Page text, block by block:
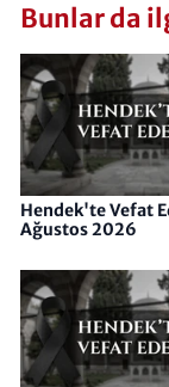
Bunlar da
Hendek'te Vefat
Ağustos 2026